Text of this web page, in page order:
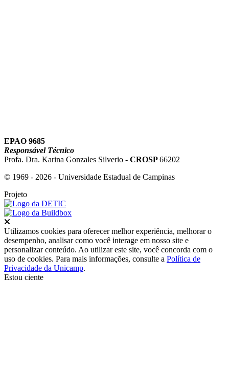
EPAO 9685
Responsável Técnico
Profa. Dra. Karina Gonzales Silverio - CROSP66202
© 1969 - 2026 - Universidade Estadual de Campinas
Projeto
Utilizamos cookies para oferecer melhor experiência, melhorar o
desempenho, analisar como você interage em nosso site e
personalizar conteúdo. Ao utilizar este site, você concorda com o
uso de cookies. Para mais informações, consulte a Política de
Privacidade da Unicamp.
Estou ciente